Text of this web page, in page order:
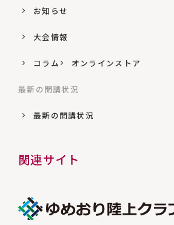
お知らせ
大会情報
コラム オンラインストア
最新の開講状況
最新の開講状況
関連サイト